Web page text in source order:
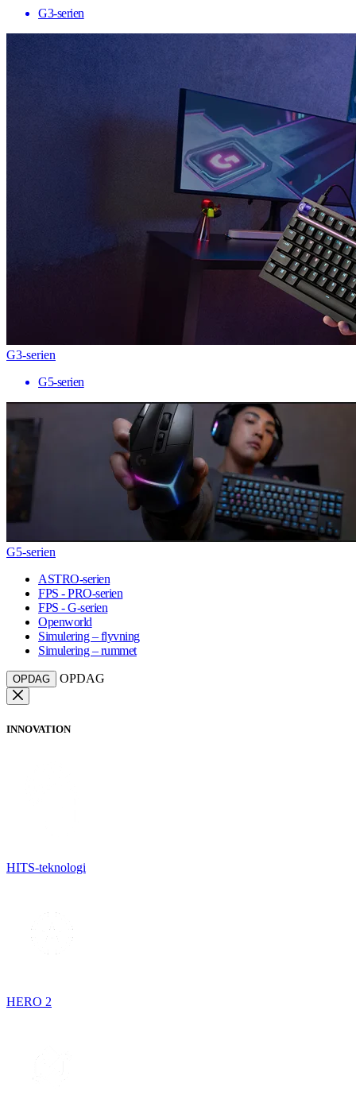
G3-serien
G3-serien
G5-serien
G5-serien
ASTRO-serien
FPS - PRO-serien
FPS - G-serien
Openworld
Simulering – flyvning
Simulering – rummet
OPDAG OPDAG
INNOVATION
HITS-teknologi
HERO 2